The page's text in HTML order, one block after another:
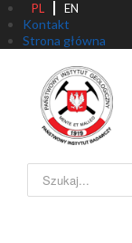
PL EN
Kontakt
Strona główna
Szukaj...